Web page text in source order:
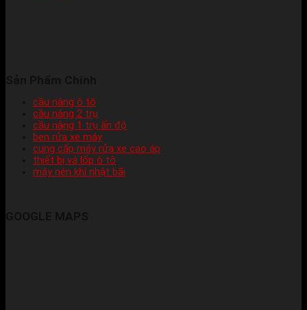
cầu nâng ô tô
cầu nâng 2 trụ
cầu nâng 1 trụ ấn độ
ben rửa xe máy
cung cấp máy rửa xe cao áp
thiết bị vá lốp ô tô
máy nén khí nhật bãi